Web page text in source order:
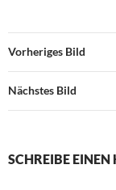
Vorheriges Bild
Nächstes Bild
SCHREIBE